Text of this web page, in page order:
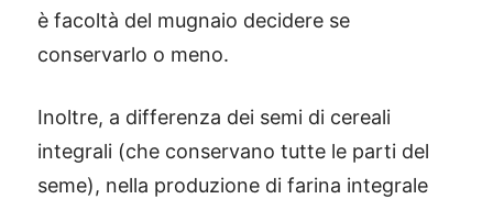
è facoltà del mugnaio decidere se
conservarlo o meno.
Inoltre, a differenza dei semi di cereali
integrali (che conservano tutte le parti del
seme), nella produzione di farina integrale